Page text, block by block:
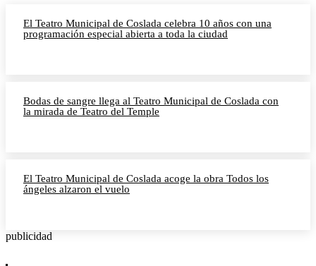
El Teatro Municipal de Coslada celebra 10 años con una
programación especial abierta a toda la ciudad
Bodas de sangre llega al Teatro Municipal de Coslada con
la mirada de Teatro del Temple
El Teatro Municipal de Coslada acoge la obra Todos los
ángeles alzaron el vuelo
publicidad